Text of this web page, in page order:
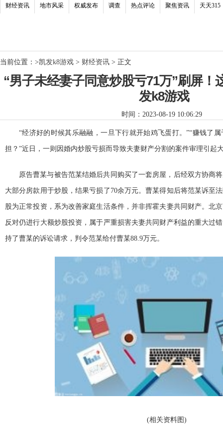
财经资讯 地市风采 权威发布 调查 热点评论 聚焦资讯 天天315
当前位置： >凯发k8游戏 > 财经资讯 > 正文
“男子未经妻子同意炒股亏71万”刷屏！
发k8游戏
时间：2023-08-19 10:06:29
“经济好的时候其乐融融，一旦下行就开始鸡飞蛋打。”“赚钱了
担？”近日，一则因婚内炒股亏损而导致夫妻财产分割的案件审理引起
原告曹某与被告范某结婚后共同购买了一套房屋，后经双方协商
大部分房款用于炒股，结果亏损了70余万元。曹某得知后将范某诉至
股为正常投资，系为改善家庭生活条件，并非挥霍夫妻共同财产。北
反对仍进行大额炒股投资，属于严重损害夫妻共同财产利益的重大过
持了曹某的诉讼请求，判令范某给付曹某88.9万元。
(相关资料图)